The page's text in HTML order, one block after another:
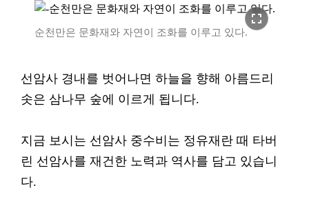
fullscreen
순천만은 문화재와 자연이 조화를 이루고 있다.
선암사 경내를 벗어나면 하늘을 향해 아름드리
솟은 삼나무 숲에 이르게 됩니다.
지금 보시는 선암사 중수비는 정유재란 때 타버
린 선암사를 재건한 노력과 역사를 담고 있습니
다.